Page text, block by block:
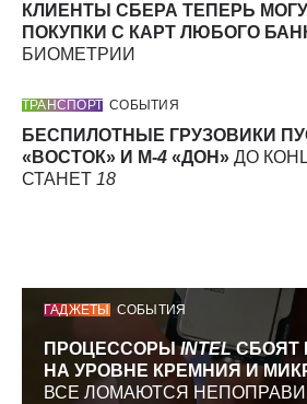
КЛИЕНТЫ СБЕРА ТЕПЕРЬ
ПОКУПКИ С КАРТ ЛЮБОГО
БИОМЕТРИИ
ТРАНСПОРТ СОБЫТИЯ
БЕСПИЛОТНЫЕ ГРУЗОВИКИ
«ВОСТОК» И М-4 «ДОН» ДО
СТАНЕТ 18
ГАДЖЕТЫ СОБЫТИЯ
ПРОЦЕССОРЫINTELСБОЯТ
НА УРОВНЕ КРЕМНИЯ И
ВСЕ ЛОМАЮТСЯ